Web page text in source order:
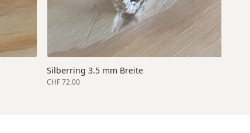
Silberring 3.5 mm Breite
CHF 72.00